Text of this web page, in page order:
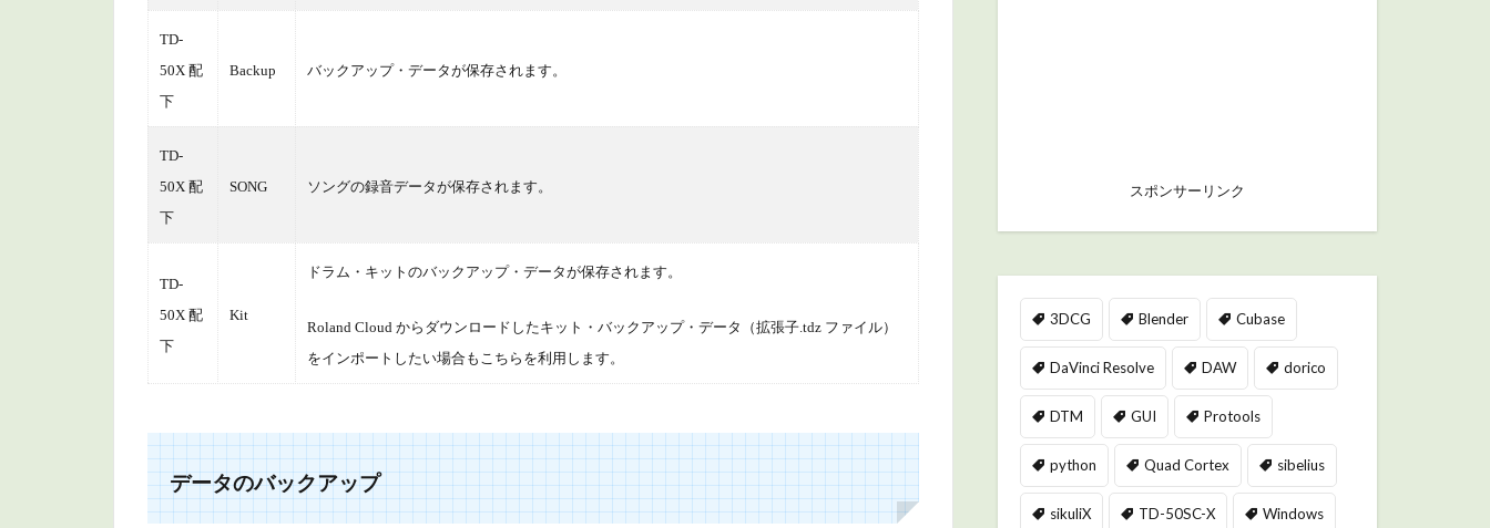
ー
タ
の
3.1
から
バッ
クア
プ・
デー
込む
（全
設
TD-
50X 配
下
Backup バックアップ・データが保存されます。
TD-
50X 配
下
SONG ソングの録音データが保存されます。
TD-
50X 配
下
Kit
ドラム・キットのバックアップ・データが保存されます。
Roland Cloud からダウンロードしたキット・バックアップ・データ（拡張子.tdz ファイル）
をインポートしたい場合もこちらを利用します。
データのバックアップ
スポンサーリンク
3DCG Blender Cubase
DaVinci Resolve DAW dorico
DTM GUI Protools
python Quad Cortex sibelius
sikuliX TD-50SC-X Windows